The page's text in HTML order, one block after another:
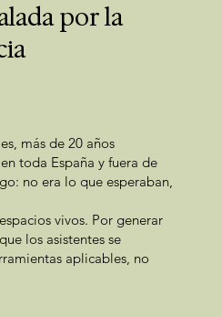
por la
más de 20 años
toda España y fuera de
no era lo que esperaban,
vivos. Por generar
los asistentes se
aplicables, no